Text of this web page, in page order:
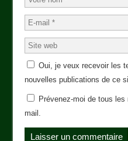
Oui, je veux recevoir les
nouvelles publications de ce
Prévenez-moi de tous
mail.